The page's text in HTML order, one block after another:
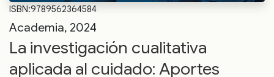
ISBN:9789562364584
Academia, 2024
La investigación cualitativa
aplicada al cuidado: Aportes